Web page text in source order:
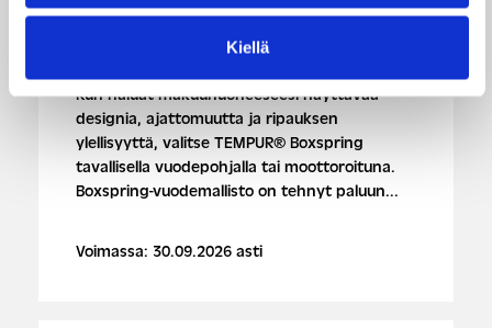
Kiellä
Hyödynnä tutustumistarjous
Kun haluat makuuhuoneeseesi näyttävää
designia, ajattomuutta ja ripauksen
ylellisyyttä, valitse TEMPUR® Boxspring
tavallisella vuodepohjalla tai moottoroituna.
Boxspring-vuodemallisto on tehnyt paluun...
Voimassa: 30.09.2026 asti